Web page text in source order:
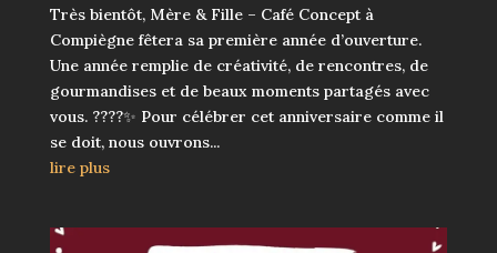
Très bientôt, Mère & Fille – Café Concept à
Compiègne fêtera sa première année d’ouverture.
Une année remplie de créativité, de rencontres, de
gourmandises et de beaux moments partagés avec
vous. ????✨ Pour célébrer cet anniversaire comme il
se doit, nous ouvrons...
lire plus